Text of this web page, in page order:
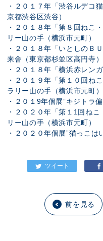
・２０１７年「渋谷ルデコ
京都渋谷区渋谷）
・２０１８年「第８回ねこ
リー山の手（横浜市元町）
・２０１８年「いとしのＢ
来舎（東京都杉並区高円寺）
・２０１８年「横浜赤レン
・２０１９年「第１０回ね
ラリー山の手（横浜市元町）
・２０１9年個展”キジトラ
・２０２０年「第１1回ね
リー山の手（横浜市元町）
・２０２０年個展”猫っこは
前を見る